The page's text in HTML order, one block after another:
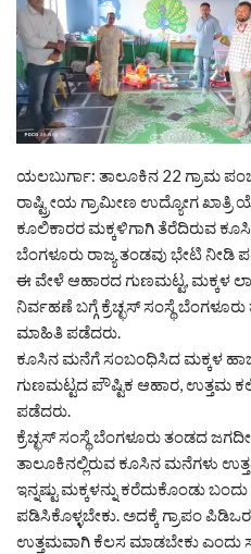
ಯಲಬುರ್ಗಾ: ತಾಲೂಕಿನ 22 ಗ್ರಾಮ
ರಾಷ್ಟ್ರೀಯ ಗ್ರಾಮೀಣ ಉದ್ಯೋಗ
ಕೂಲಿಕಾರರ ಮಕ್ಕಳಿಗಾಗಿ ತೆರೆದಿರುವ
ಬೆಂಗಳೂರು ರಾಜ್ಯ ತಂಡವು ಭೇಟಿ ನೀಡಿ
ಈ ವೇಳೆ ಆಹಾರದ ಗುಣಮಟ್ಟ, ಮಕ್ಕಳ
ನಿರ್ವಹಣೆ ಬಗ್ಗೆ ಕ್ರೆಚ್ಛಸ್ ಸಂಸ್ಥೆ
ಮಾಹಿತಿ ಪಡೆದರು.
ಕೂಸಿನ ಮನೆಗೆ ಸಂಬಂಧಿಸಿದ ಮಕ್ಕಳ
ಗುಣಮಟ್ಟದ ಪೌಷ್ಟಿಕ ಆಹಾರ, ಉತ್ತಮ
ಪಡೆದರು.
ಕ್ರೆಚ್ಛಸ್ ಸಂಸ್ಥೆ ಬೆಂಗಳೂರು ತಂಡದ
ತಾಲೂಕಿನಲ್ಲಿರುವ ಕೂಸಿನ ಮನೆಗಳು
ಇನ್ನಷ್ಟು ಮಕ್ಕಳನ್ನು ಕರೆದುಕೊಂಡು
ಪಡಿಸಿಕೊಳ್ಳಬೇಕು. ಅದಕ್ಕೆ ಗ್ರಾಪಂ
ಉತ್ತಮವಾಗಿ ಕೆಲಸ ಮಾಡಬೇಕು ಎಂದು